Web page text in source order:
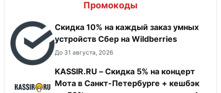
Промокоды
Скидка 10% на каждый заказ умных
устройств Сбер на Wildberries
До 31 августа, 2026
KASSIR.RU – Скидка 5% на концерт
Мота в Санкт-Петербурге + кешбэк